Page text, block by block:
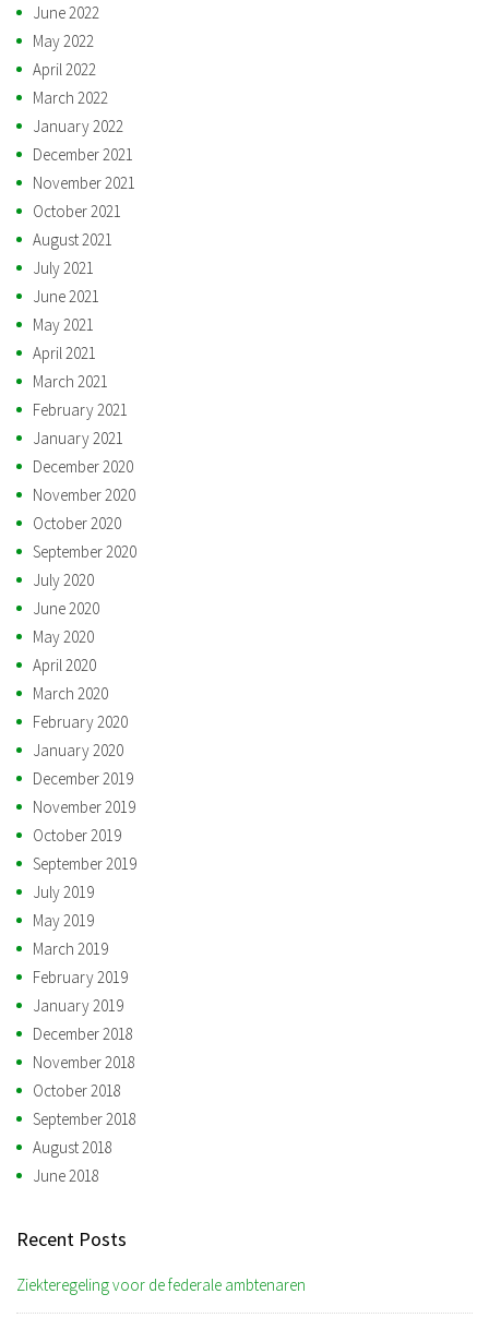
June 2022
May 2022
April 2022
March 2022
January 2022
December 2021
November 2021
October 2021
August 2021
July 2021
June 2021
May 2021
April 2021
March 2021
February 2021
January 2021
December 2020
November 2020
October 2020
September 2020
July 2020
June 2020
May 2020
April 2020
March 2020
February 2020
January 2020
December 2019
November 2019
October 2019
September 2019
July 2019
May 2019
March 2019
February 2019
January 2019
December 2018
November 2018
October 2018
September 2018
August 2018
June 2018
Recent Posts
Ziekteregeling voor de federale ambtenaren